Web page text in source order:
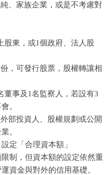
、家族企業，或是不考慮對
股東，或1個政府、法人股
，可發行股票，股權轉讓相
董事及1名監察人，若設有3
。
部投資人、股權規劃或公開
。
定「合理資本額」
制，但資本額的設定依然重
資金與對外的信用基礎。